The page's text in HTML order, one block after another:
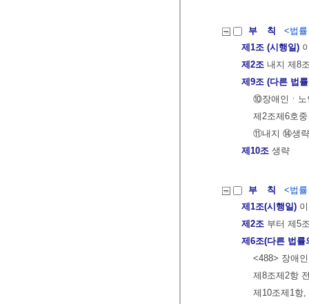
부 칙
<법
제1조 (시행일)
제2조 내지 제8
제9조 (다른 법
⑩장애인ㆍ노
제2조제6호
⑪내지 ⑭생략
제10조 생략
부 칙
<법
제1조(시행일)
제2조 부터 제5
제6조(다른 법률
<488> 장애
제8조제2항
제10조제1항,